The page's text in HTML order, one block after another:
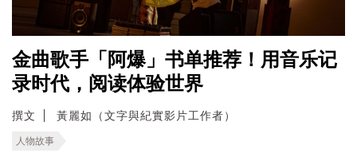
金曲歌手「阿爆」书单推荐！用音乐记
录时代，阅读体验世界
撰文 黃麗如（文字與紀實影片工作者）
人物故事